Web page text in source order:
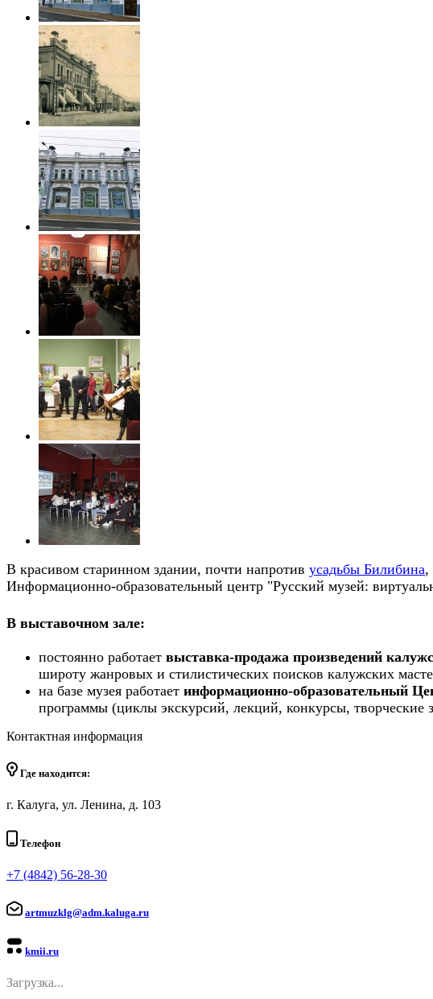
В красивом старинном здании, почти напротив усадьбы Билибина,
Информационно-образовательный центр "Русский музей:
В выставочном зале:
постоянно работает выставка-продажа произведений
широту жанровых и стилистических поисков калужских
на базе музея работает информационно-образовательный
программы (циклы экскурсий, лекций, конкурсы, творческие
Контактная информация
Где находится:
г. Калуга, ул. Ленина, д. 103
Телефон
+7 (4842) 56-28-30
artmuzklg@adm.kaluga.ru
kmii.ru
Загрузка...